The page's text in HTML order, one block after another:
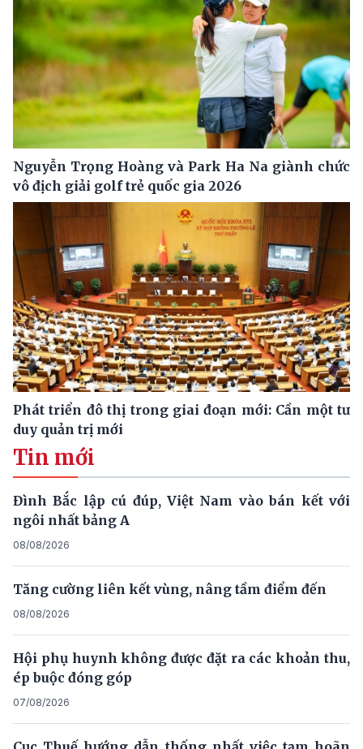
Nguyễn Trọng Hoàng và Park Ha Na giành chức
vô địch giải golf trẻ quốc gia 2026
Phát triển đô thị trong giai đoạn mới: Cần một tư
duy quản trị mới
Tin mới
Đình Bắc lập cú đúp, Việt Nam vào bán kết với
ngôi nhất bảng A
08/08/2026
Tăng cường liên kết vùng, nâng tầm điểm đến
08/08/2026
Hội phụ huynh không được đặt ra các khoản thu,
ép buộc đóng góp
07/08/2026